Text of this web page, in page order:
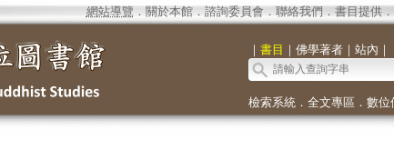
網站導覽 ． 關於本館． 諮詢委員會． 聯絡我們 ． 書目提供．
｜ 書目 ｜ 佛學著者｜ 站內 ｜
檢索系統． 全文專區 ． 數位